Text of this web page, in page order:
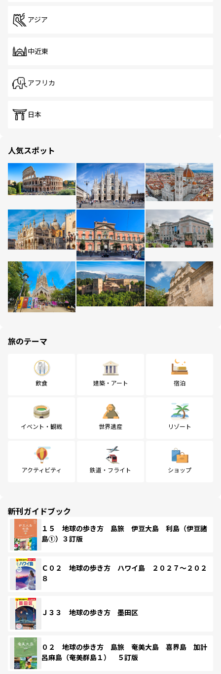
アジア
中近東
アフリカ
日本
人気スポット
旅のテーマ
飲食 建築・アート 宿泊
イベント・観戦 世界遺産 リゾート
アクティビティ 鉄道・フライト ショップ
新刊ガイドブック
１５ 地球の歩き方 島旅 伊豆大島 利島（伊豆諸
島①）３訂版
Ｃ０２ 地球の歩き方 ハワイ島 ２０２７～２０２
８
Ｊ３３ 地球の歩き方 墨田区
０２ 地球の歩き方 島旅 奄美大島 喜界島 加計
呂麻島（奄美群島１） ５訂版